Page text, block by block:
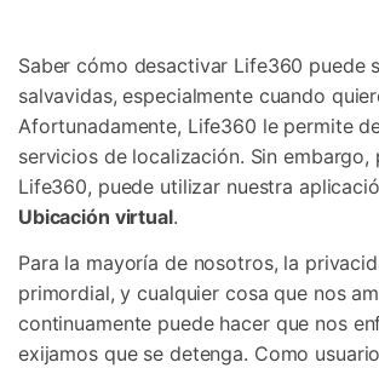
Reparación de Móviles
Protección del Móvil
Encuentra Más Soluciones
Iniciar sesión
Saber cómo desactivar Life360 puede
salvavidas, especialmente cuando
Afortunadamente, Life360 le permite
servicios de localización. Sin embargo,
Life360, puede utilizar nuestra
Ubicación virtual.
Para la mayoría de nosotros, la
primordial, y cualquier cosa que nos
continuamente puede hacer que nos
exijamos que se detenga. Como